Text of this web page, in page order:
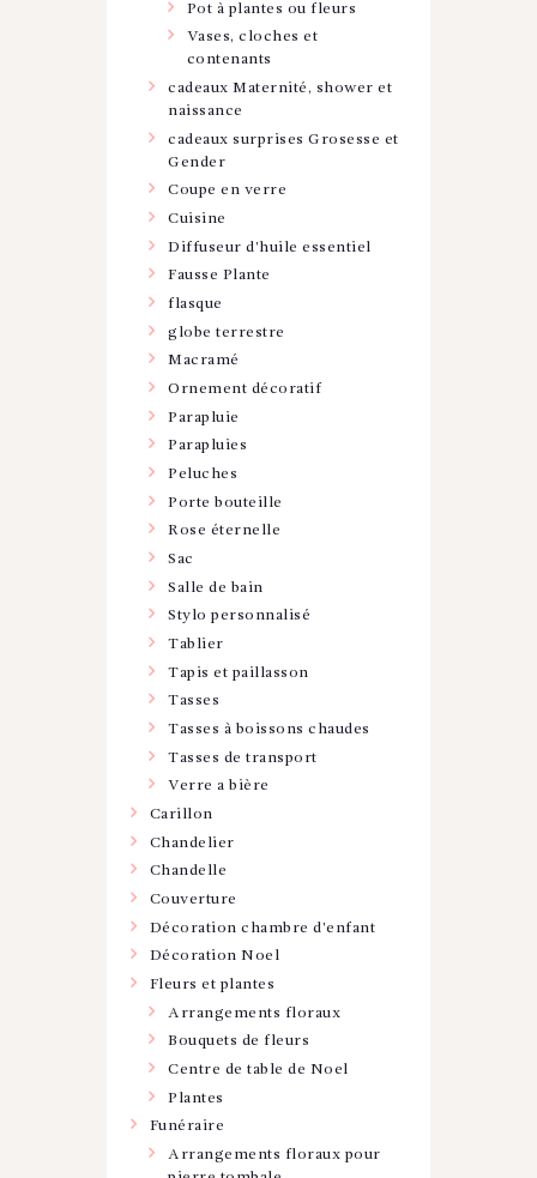
Pot à plantes ou fleurs
Vases, cloches et
contenants
cadeaux Maternité, shower et
naissance
cadeaux surprises Grosesse et
Gender
Coupe en verre
Cuisine
Diffuseur d'huile essentiel
Fausse Plante
flasque
globe terrestre
Macramé
Ornement décoratif
Parapluie
Parapluies
Peluches
Porte bouteille
Rose éternelle
Sac
Salle de bain
Stylo personnalisé
Tablier
Tapis et paillasson
Tasses
Tasses à boissons chaudes
Tasses de transport
Verre a bière
Carillon
Chandelier
Chandelle
Couverture
Décoration chambre d'enfant
Décoration Noel
Fleurs et plantes
Arrangements floraux
Bouquets de fleurs
Centre de table de Noel
Plantes
Funéraire
Arrangements floraux pour